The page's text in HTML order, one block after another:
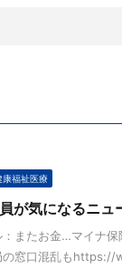
康福祉医療
が気になるニュ
：またお金…マイナ
の窓口混乱も